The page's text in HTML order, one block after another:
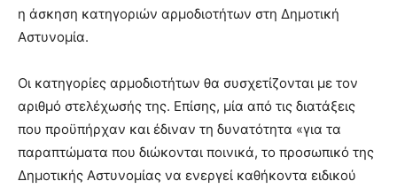
η άσκηση κατηγοριών αρμοδιοτήτων στη Δημοτική
Αστυνομία.
Οι κατηγορίες αρμοδιοτήτων θα συσχετίζονται με τον
αριθμό στελέχωσής της. Επίσης, μία από τις διατάξεις
που προϋπήρχαν και έδιναν τη δυνατότητα «για τα
παραπτώματα που διώκονται ποινικά, το προσωπικό της
Δημοτικής Αστυνομίας να ενεργεί καθήκοντα ειδικού